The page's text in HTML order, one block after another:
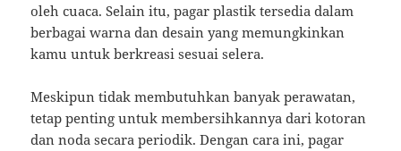
oleh cuaca. Selain itu, pagar plastik tersedia dalam
berbagai warna dan desain yang memungkinkan
kamu untuk berkreasi sesuai selera.
Meskipun tidak membutuhkan banyak perawatan,
tetap penting untuk membersihkannya dari kotoran
dan noda secara periodik. Dengan cara ini, pagar